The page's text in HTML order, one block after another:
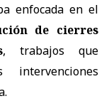
enfocada en el
de cierres
, trabajos que